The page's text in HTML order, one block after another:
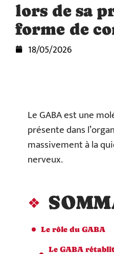
lors de sa
forme de
18/05/2026
Le GABA est une
présente dans
massivement à la
nerveux.
Le rôle du GABA
Le GABA